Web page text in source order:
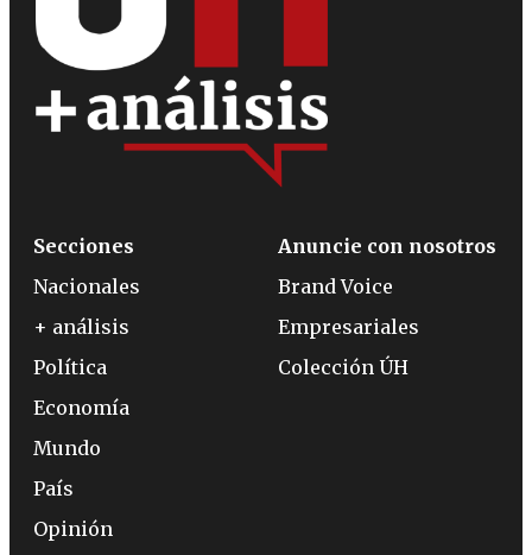
Secciones
Nacionales
+ análisis
Política
Economía
Mundo
País
Opinión
Anuncie con nosotros
Brand Voice
Empresariales
Colección ÚH